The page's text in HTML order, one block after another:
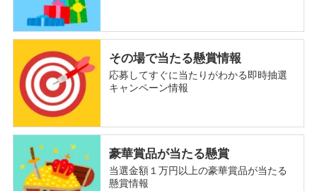
その場で当たる懸賞情報
応募してすぐに当たりがわかる即時抽選
キャンペーン情報
豪華賞品が当たる懸賞
当選金額１万円以上の豪華賞品が当たる
懸賞情報